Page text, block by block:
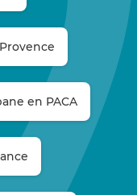
en PACA